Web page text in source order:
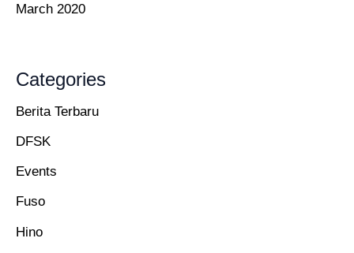
March 2020
Categories
Berita Terbaru
DFSK
Events
Fuso
Hino